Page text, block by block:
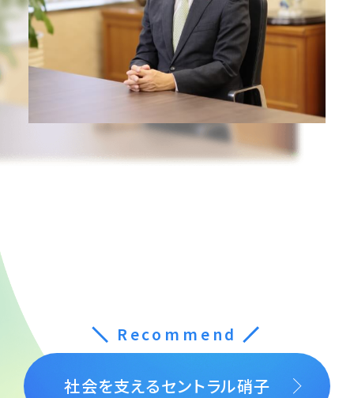
＼ Recommend／
社会を支えるセントラル硝子